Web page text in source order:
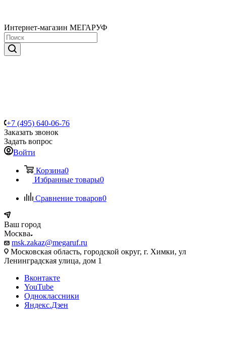
Интернет-магазин МЕГАРУФ
+7 (495) 640-06-76
Заказать звонок
Задать вопрос
Войти
Корзина0
Избранные товары0
Сравнение товаров0
Ваш город
Москва
msk.zakaz@megaruf.ru
Московская область, городской округ, г. Химки, ул
Ленинградская улица, дом 1
Вконтакте
YouTube
Одноклассники
Яндекс.Дзен